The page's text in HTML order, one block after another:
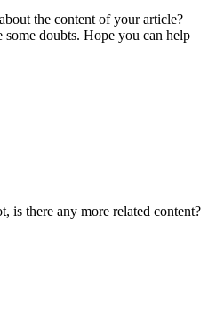
the content of your article?
doubts. Hope you can help
is there any more related content?